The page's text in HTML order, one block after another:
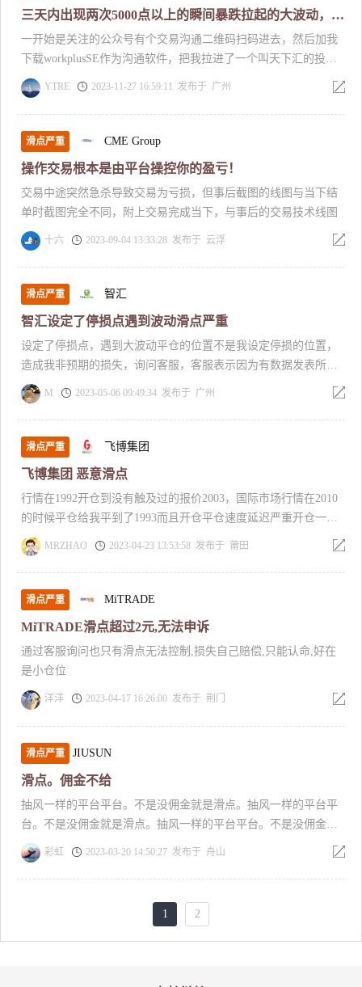
三天内出现两次5000点以上的瞬间暴跌拉起的大波动，而且软件
一开始是关注的公众号有个交易沟通二维码扫码进去，然后加我
下载workplusSE作为沟通软件，把我拉进了一个叫天下汇的投资
组织，说成立好多年了，发起人是游资大佬，参加一个壮志凌云
的炒股比赛，大佬是四个比赛老师排名第一，每天有讲课程，直
播间有4万多人观看。一开始还是讲A股操作，有个庄股带炒活
动，然后建仓了，说要等一个月才第二次拉升，然后在这期间就
带大家积累本金，转战比特币外汇市场，为了更好的第二次建
仓。让大家按资金等级分梯队，最高要1000万美金，线下线上带
大家跟单操作，一开始各种捷报，群里都是百万美金的大佬，每
单都赚好几万美金，赚钱了买车又买房的，然后前几天线上跟单
出现两次极端行情，群里好几个人都爆仓了
YTRE 2023-11-27 16:59:11 发布于 广州
滑点严重 CME Group
操作交易根本是由平台操控你的盈亏！
交易中途突然急杀导致交易为亏损，但事后截图的线图与当下结
单时截图完全不同，附上交易完成当下，与事后的交易技术线图
十六 2023-09-04 13:33:28 发布于 云浮
滑点严重 智汇
智汇设定了停损点遇到波动滑点严重
设定了停损点，遇到大波动平仓的位置不是我设定停损的位置，
造成我非预期的损失，询问客服，客服表示因为有数据发表所以
没人买卖，这个理由太夸张，无法接受
M 2023-05-06 09:49:34 发布于 广州
滑点严重 飞博集团
飞博集团 恶意滑点
行情在1992开仓到没有触及过的报价2003，国际市场行情在2010
的时候平仓给我平到了1993而且开仓平仓速度延迟严重开仓一分
钟平仓一分钟，找他们风控部门说没有问题是正常情况？
MRZHAO 2023-04-23 13:53:58 发布于 莆田
滑点严重 MiTRADE
MiTRADE滑点超过2元,无法申诉
通过客服询问也只有滑点无法控制,损失自己赔偿,只能认命,好在
是小仓位
洋洋 2023-04-17 16:26:00 发布于 荆门
滑点严重 JIUSUN
滑点。佣金不给
抽风一样的平台平台。不是没佣金就是滑点。抽风一样的平台平
台。不是没佣金就是滑点。抽风一样的平台平台。不是没佣金就
是滑点。抽风一样的平台平台。不是没佣金就是滑点。抽风一样
的平台平台。不是没佣金就是滑点。抽风一样的平台平台。不是
没佣金就是滑点。抽风一样的平台平台。不是没佣金就是滑点。
抽风一样的平台平台。不是没佣金就是滑点。抽风一样的平台平
台。不是没佣金就是滑点。抽风一样的平台平台。不是没佣金就
是滑点。
彩虹 2023-03-20 14:50:27 发布于 舟山
1 2